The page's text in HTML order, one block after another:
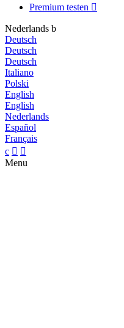
Premium testen 
Nederlands b
Deutsch
Deutsch
Deutsch
Italiano
Polski
English
English
Nederlands
Español
Français
c  
Menu